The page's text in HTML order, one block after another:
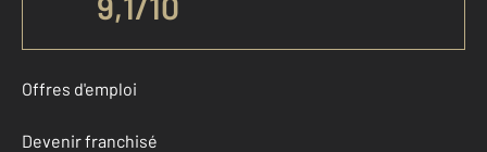
Offres d'emploi
Devenir franchisé